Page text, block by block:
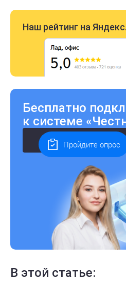
Наш рейтинг на
Бесплатно
к системе
ОСТАВИТЬ
В этой статье:
Пройдите опрос